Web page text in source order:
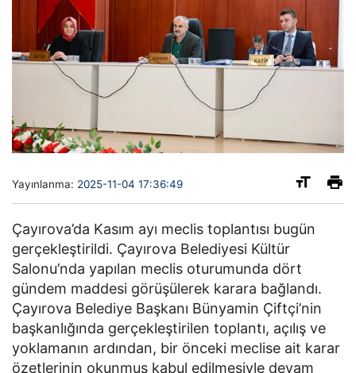
Yayınlanma: 2025-11-04 17:36:49
Çayırova’da Kasım ayı meclis toplantısı bugün
gerçekleştirildi. Çayırova Belediyesi Kültür
Salonu’nda yapılan meclis oturumunda dört
gündem maddesi görüşülerek karara bağlandı.
Çayırova Belediye Başkanı Bünyamin Çiftçi’nin
başkanlığında gerçekleştirilen toplantı, açılış ve
yoklamanın ardından, bir önceki meclise ait karar
özetlerinin okunmuş kabul edilmesiyle devam